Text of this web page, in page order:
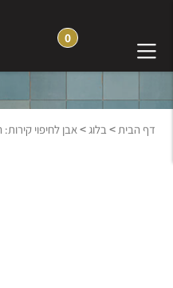
0
בלוג
דף הבית> בלוג>אבן לחיפוי